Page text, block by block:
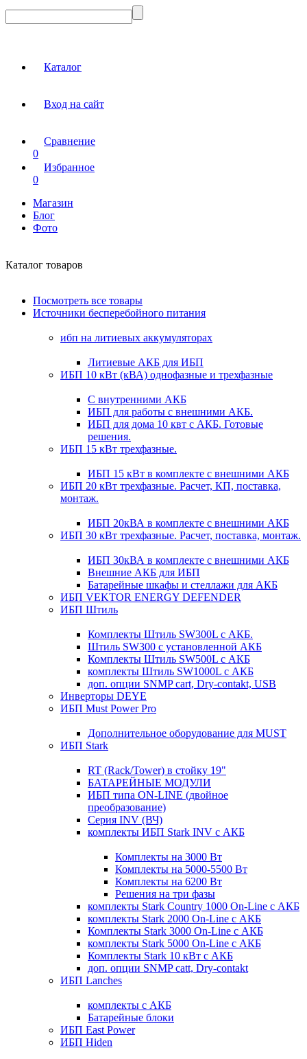
Каталог
Вход на сайт
Сравнение
0
Избранное
0
Магазин
Блог
Фото
Каталог товаров
Посмотреть все товары
Источники бесперебойного питания
ибп на литиевых аккумуляторах
Литиевые АКБ для ИБП
ИБП 10 кВт (кВА) однофазные и трехфазные
С внутренними АКБ
ИБП для работы с внешними АКБ.
ИБП для дома 10 квт с АКБ. Готовые
решения.
ИБП 15 кВт трехфазные.
ИБП 15 кВт в комплекте с внешними АКБ
ИБП 20 кВт трехфазные. Расчет, КП, поставка,
монтаж.
ИБП 20кВА в комплекте с внешними АКБ
ИБП 30 кВт трехфазные. Расчет, поставка, монтаж.
ИБП 30кВА в комплекте с внешними АКБ
Внешние АКБ для ИБП
Батарейные шкафы и стеллажи для АКБ
ИБП VEKTOR ENERGY DEFENDER
ИБП Штиль
Комплекты Штиль SW300L с АКБ.
Штиль SW300 с установленной АКБ
Комплекты Штиль SW500L с АКБ
комплекты Штиль SW1000L с АКБ
доп. опции SNMP cart, Dry-contakt, USB
Инверторы DEYE
ИБП Must Power Pro
Дополнительное оборудование для MUST
ИБП Stark
RT (Rack/Tower) в стойку 19"
БАТАРЕЙНЫЕ МОДУЛИ
ИБП типа ON-LINE (двойное
преобразование)
Серия INV (ВЧ)
комплекты ИБП Stark INV с АКБ
Комплекты на 3000 Вт
Комплекты на 5000-5500 Вт
Комплекты на 6200 Вт
Решения на три фазы
комплекты Stark Country 1000 On-Line с АКБ
комплекты Stark 2000 On-Line с АКБ
Комплекты Stark 3000 On-Line с АКБ
комплекты Stark 5000 On-Line с АКБ
Комплекты Stark 10 кВт с АКБ
доп. опции SNMP catt, Dry-contakt
ИБП Lanches
комплекты с АКБ
Батарейные блоки
ИБП East Power
ИБП Hiden